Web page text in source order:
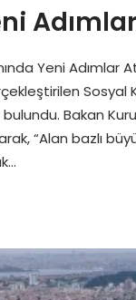
Yeni Adımlar
Bakan
“Alan bazlı